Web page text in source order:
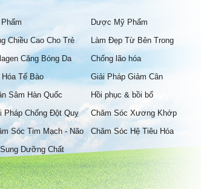
Dược Mỹ Phẩm
Chiều Cao Cho Trẻ
Làm Đẹp Từ Bên Trong
Căng Bóng Da
Chống lão hóa
Hóa Tế Bào
Giải Pháp Giảm Cân
Sâm Hàn Quốc
Hồi phục & bồi bổ
Pháp Chống Đột Quỵ
Chăm Sóc Xương Khớp
Sóc Tim Mạch - Não
Chăm Sóc Hệ Tiêu Hóa
Dưỡng Chất